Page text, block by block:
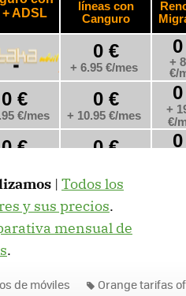
| Todos los
y sus precios.
mensual de
.
de móviles Orange tarifas